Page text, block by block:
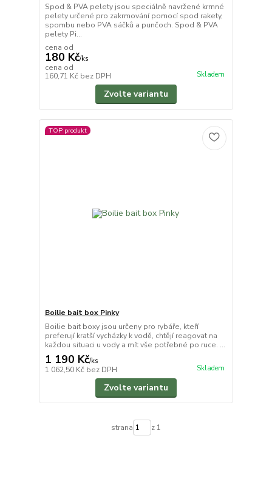
Spod & PVA pelety jsou speciálně navržené krmné
pelety určené pro zakrmování pomocí spod rakety,
spombu nebo PVA sáčků a punčoch. Spod & PVA
pelety Pi...
cena od
180 Kč/ks
cena od
160,71 Kč bez DPH Skladem
Zvolte variantu
TOP produkt
Boilie bait box Pinky
Boilie bait boxy jsou určeny pro rybáře, kteří
preferují kratší vycházky k vodě, chtějí reagovat na
každou situaci u vody a mít vše potřebné po ruce. ...
1 190 Kč/ks
1 062,50 Kč bez DPH Skladem
Zvolte variantu
strana z 1